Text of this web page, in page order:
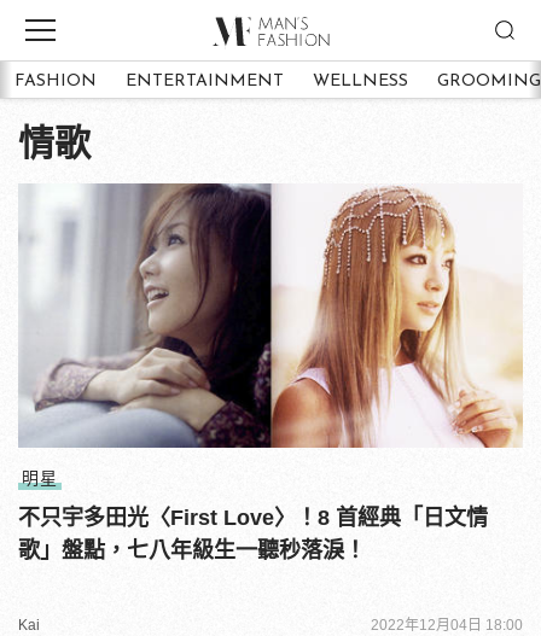
FASHION ENTERTAINMENT WELLNESS GROOMING
情歌
明星
不只宇多田光〈First Love〉！8 首經典「日文情
歌」盤點，七八年級生一聽秒落淚！
Kai 2022年12月04日 18:00